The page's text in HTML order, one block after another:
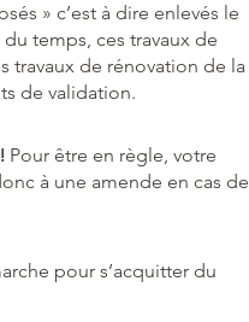
» c’est à dire enlevés le
temps, ces travaux de
travaux de rénovation de la
de validation.
Pour être en règle, votre
à une amende en cas de
pour s’acquitter du